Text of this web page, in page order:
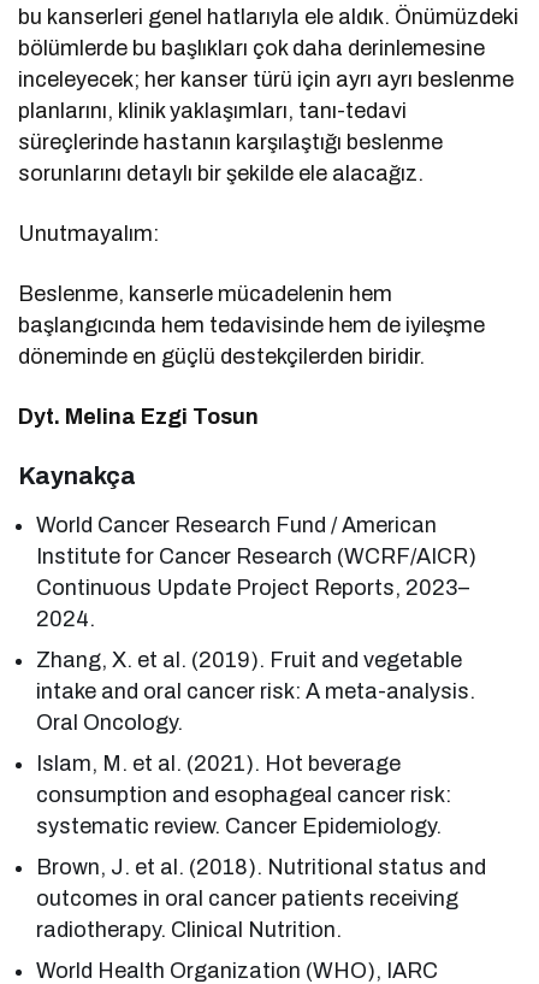
bu kanserleri genel hatlarıyla ele aldık. Önümüzdeki
bölümlerde bu başlıkları çok daha derinlemesine
inceleyecek; her kanser türü için ayrı ayrı beslenme
planlarını, klinik yaklaşımları, tanı-tedavi
süreçlerinde hastanın karşılaştığı beslenme
sorunlarını detaylı bir şekilde ele alacağız.
Unutmayalım:
Beslenme, kanserle mücadelenin hem
başlangıcında hem tedavisinde hem de iyileşme
döneminde en güçlü destekçilerden biridir.
Dyt. Melina Ezgi Tosun
Kaynakça
World Cancer Research Fund / American
Institute for Cancer Research (WCRF/AICR)
Continuous Update Project Reports, 2023–
2024.
Zhang, X. et al. (2019). Fruit and vegetable
intake and oral cancer risk: A meta-analysis.
Oral Oncology.
Islam, M. et al. (2021). Hot beverage
consumption and esophageal cancer risk:
systematic review. Cancer Epidemiology.
Brown, J. et al. (2018). Nutritional status and
outcomes in oral cancer patients receiving
radiotherapy. Clinical Nutrition.
World Health Organization (WHO), IARC